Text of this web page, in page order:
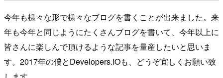
今年も様々な形で様々なブログを書くことが出来ました。来
年も今年と同じようにたくさんブログを書いて、今年以上に
皆さんに楽しんで頂けるような記事を量産したいと思いま
す。2017年の僕とDevelopers.IOも、どうぞ宜しくお願い致